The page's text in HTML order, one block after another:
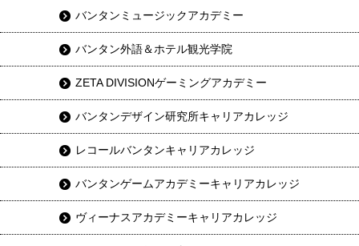
バンタンミュージックアカデミー
バンタン外語＆ホテル観光学院
ZETA DIVISIONゲーミングアカデミー
バンタンデザイン研究所キャリアカレッジ
レコールバンタンキャリアカレッジ
バンタンゲームアカデミーキャリアカレッジ
ヴィーナスアカデミーキャリアカレッジ